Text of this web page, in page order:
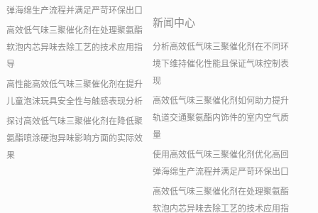
弹海绵生产流程并满足严苛环保出口
高效低气味三聚催化剂在处理聚氨酯
软泡内芯异味去除工艺的技术应用指
导
高性能高效低气味三聚催化剂在提升
儿童泡沫玩具安全性与触感表现分析
探讨高效低气味三聚催化剂在降低聚
氨酯喷涂硬泡异味影响方面的实际效
果
新闻中心
分析高效低气味三聚催化剂在不同环
境下维持催化性能且保证气味控制表
现
高效低气味三聚催化剂如何助力提升
轨道交通聚氨酯内饰件的室内空气质
量
使用高效低气味三聚催化剂优化高回
弹海绵生产流程并满足严苛环保出口
高效低气味三聚催化剂在处理聚氨酯
软泡内芯异味去除工艺的技术应用指